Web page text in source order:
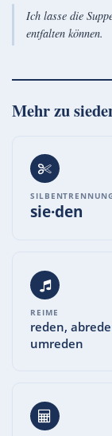
Ich lasse die
entfalten können.
Mehr zu
sie·den
REIME
reden,
umreden